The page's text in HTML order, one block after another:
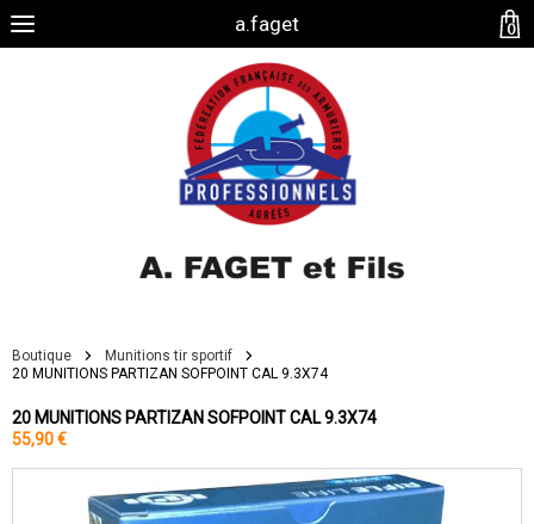
a.faget
Boutique
Munitions tir sportif
20 MUNITIONS PARTIZAN SOFPOINT CAL 9.3X74
20 MUNITIONS PARTIZAN SOFPOINT CAL 9.3X74
55,90 €
0